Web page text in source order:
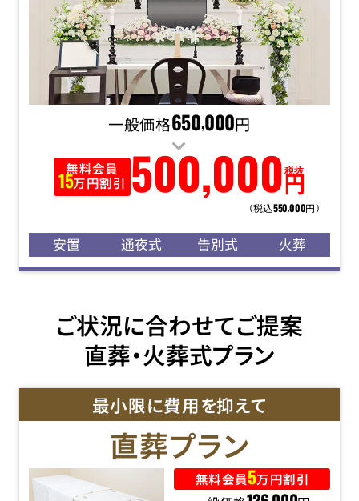
一般価格650,000円
無料会員
15万円割引 500,000 円
税抜
（税込550,000円）
安置 通夜式 告別式 火葬
ご状況に合わせてご提案
直葬・火葬式プラン
最小限に費用を抑えて
直葬プラン
無料会員5万円割引